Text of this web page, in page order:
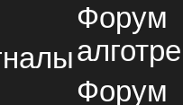
Форум
Форум